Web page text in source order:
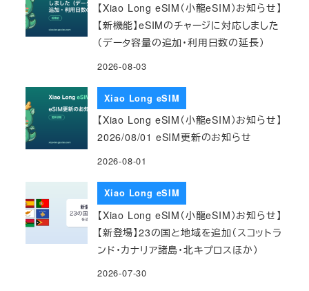
【Xiao Long eSIM（小龍eSIM）お知らせ】
【新機能】eSIMのチャージに対応しました
（データ容量の追加・利用日数の延長）
2026-08-03
Xiao Long eSIM
【Xiao Long eSIM（小龍eSIM）お知らせ】
2026/08/01 eSIM更新のお知らせ
2026-08-01
Xiao Long eSIM
【Xiao Long eSIM（小龍eSIM）お知らせ】
【新登場】23の国と地域を追加（スコットラ
ンド・カナリア諸島・北キプロスほか）
2026-07-30